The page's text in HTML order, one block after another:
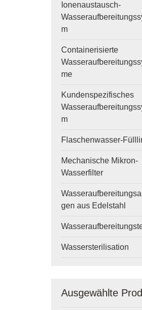
Ionenaustausch-
m
Containerisierte
me
Kundenspezifisches
m
Flaschenwasser-
Mechanische Mikron-
Wasserfilter
gen aus Edelstahl
Wassersterilisation
Ausgewählte